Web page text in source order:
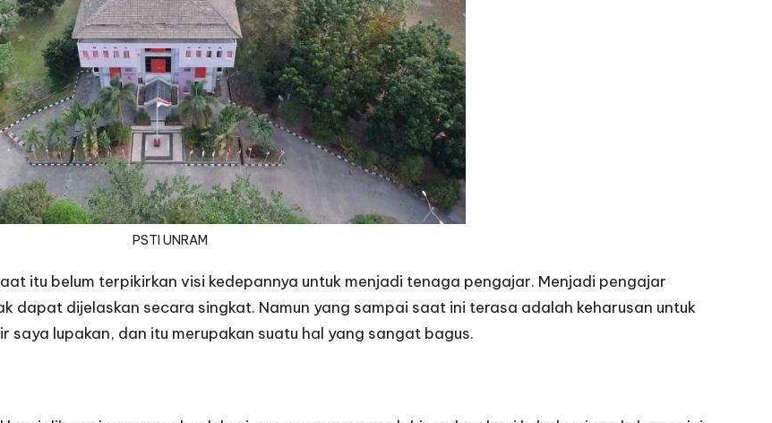
PSTI UNRAM
itu belum terpikirkan visi kedepannya untuk menjadi tenaga pengajar. Menjadi pengajar
dapat dijelaskan secara singkat. Namun yang sampai saat ini terasa adalah keharusan untuk
lupakan, dan itu merupakan suatu hal yang sangat bagus.